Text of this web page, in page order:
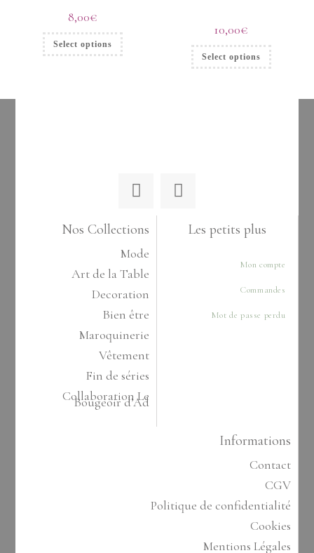
8,00€
Select options
10,00€
Select options
Nos Collections
Mode
Art de la Table
Decoration
Bien être
Maroquinerie
Vêtement
Fin de séries
Collaboration Le
Bougeoir d’Ad
Les petits plus
Mon compte
Commandes
Mot de passe perdu
Informations
Contact
CGV
Politique de confidentialité
Cookies
Mentions Légales